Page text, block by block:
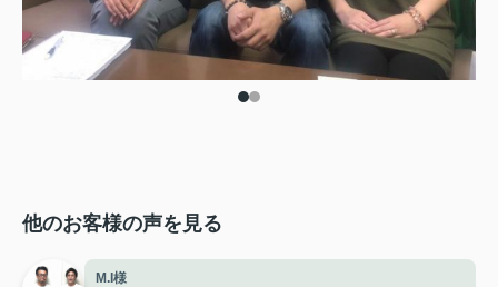
他のお客様の声を見る
M.I様